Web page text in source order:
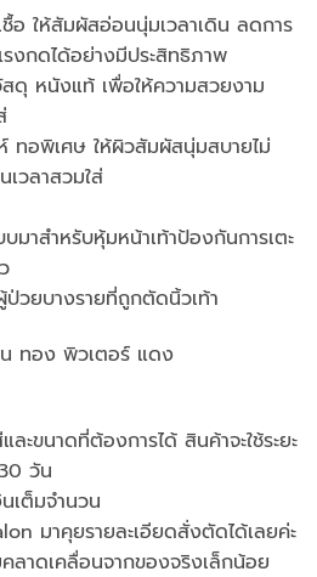
อ ให้สัมผัสอ่อนนุ่มเวลาเดิน ลดการ
งกดได้อย่างมีประสิทธิภาพ
ดุ หนังแท้ เพื่อให้ความสวยงาม
ทอพิเศษ ให้ผิวสัมผัสนุ่มสบายไม่
เวลาสวมใส่
าสำหรับหุ้มหน้าเท้าป้องกันการเตะ
ป่วยบางรายที่ถูกตัดนิ้วเท้า
ทอง พิวเตอร์ แดง
ะขนาดที่ต้องการได้ สินค้าจะใช้ระยะ
วัน
นเต็มจำนวน
มาคุยรายละเอียดสั่งตัดได้เลยค่ะ
ลาดเคลื่อนจากของจริงเล็กน้อย